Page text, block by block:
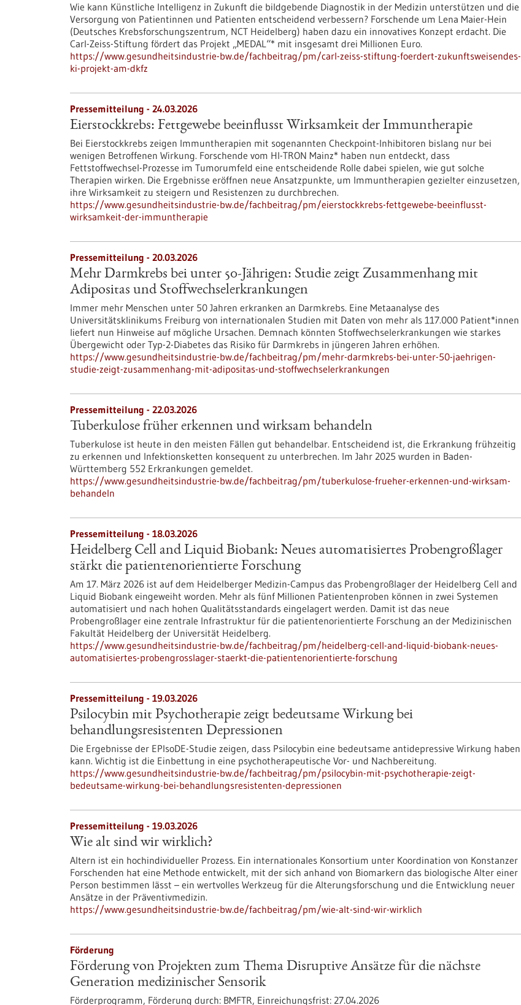
Wie kann Künstliche Intelligenz in Zukunft die bildgebende Diagnostik in der Medizin unterstützen und die
Versorgung von Patientinnen und Patienten entscheidend verbessern? Forschende um Lena Maier-Hein
(Deutsches Krebsforschungszentrum, NCT Heidelberg) haben dazu ein innovatives Konzept erdacht. Die
Carl-Zeiss-Stiftung fördert das Projekt „MEDAL“* mit insgesamt drei Millionen Euro.
https://www.gesundheitsindustrie-bw.de/fachbeitrag/pm/carl-zeiss-stiftung-foerdert-zukunftsweisendes-
ki-projekt-am-dkfz
Pressemitteilung - 24.03.2026
Eierstockkrebs: Fettgewebe beeinflusst Wirksamkeit der Immuntherapie
Bei Eierstockkrebs zeigen Immuntherapien mit sogenannten Checkpoint-Inhibitoren bislang nur bei
wenigen Betroffenen Wirkung. Forschende vom HI-TRON Mainz* haben nun entdeckt, dass
Fettstoffwechsel-Prozesse im Tumorumfeld eine entscheidende Rolle dabei spielen, wie gut solche
Therapien wirken. Die Ergebnisse eröffnen neue Ansatzpunkte, um Immuntherapien gezielter einzusetzen,
ihre Wirksamkeit zu steigern und Resistenzen zu durchbrechen.
https://www.gesundheitsindustrie-bw.de/fachbeitrag/pm/eierstockkrebs-fettgewebe-beeinflusst-
wirksamkeit-der-immuntherapie
Pressemitteilung - 20.03.2026
Mehr Darmkrebs bei unter 50-Jährigen: Studie zeigt Zusammenhang mit
Adipositas und Stoffwechselerkrankungen
Immer mehr Menschen unter 50 Jahren erkranken an Darmkrebs. Eine Metaanalyse des
Universitätsklinikums Freiburg von internationalen Studien mit Daten von mehr als 117.000 Patient*innen
liefert nun Hinweise auf mögliche Ursachen. Demnach könnten Stoffwechselerkrankungen wie starkes
Übergewicht oder Typ-2-Diabetes das Risiko für Darmkrebs in jüngeren Jahren erhöhen.
https://www.gesundheitsindustrie-bw.de/fachbeitrag/pm/mehr-darmkrebs-bei-unter-50-jaehrigen-
studie-zeigt-zusammenhang-mit-adipositas-und-stoffwechselerkrankungen
Pressemitteilung - 22.03.2026
Tuberkulose früher erkennen und wirksam behandeln
Tuberkulose ist heute in den meisten Fällen gut behandelbar. Entscheidend ist, die Erkrankung frühzeitig
zu erkennen und Infektionsketten konsequent zu unterbrechen. Im Jahr 2025 wurden in Baden-
Württemberg 552 Erkrankungen gemeldet.
https://www.gesundheitsindustrie-bw.de/fachbeitrag/pm/tuberkulose-frueher-erkennen-und-wirksam-
behandeln
Pressemitteilung - 18.03.2026
Heidelberg Cell and Liquid Biobank: Neues automatisiertes Probengroßlager
stärkt die patientenorientierte Forschung
Am 17. März 2026 ist auf dem Heidelberger Medizin-Campus das Probengroßlager der Heidelberg Cell and
Liquid Biobank eingeweiht worden. Mehr als fünf Millionen Patientenproben können in zwei Systemen
automatisiert und nach hohen Qualitätsstandards eingelagert werden. Damit ist das neue
Probengroßlager eine zentrale Infrastruktur für die patientenorientierte Forschung an der Medizinischen
Fakultät Heidelberg der Universität Heidelberg.
https://www.gesundheitsindustrie-bw.de/fachbeitrag/pm/heidelberg-cell-and-liquid-biobank-neues-
automatisiertes-probengrosslager-staerkt-die-patientenorientierte-forschung
Pressemitteilung - 19.03.2026
Psilocybin mit Psychotherapie zeigt bedeutsame Wirkung bei
behandlungsresistenten Depressionen
Die Ergebnisse der EPIsoDE-Studie zeigen, dass Psilocybin eine bedeutsame antidepressive Wirkung haben
kann. Wichtig ist die Einbettung in eine psychotherapeutische Vor- und Nachbereitung.
https://www.gesundheitsindustrie-bw.de/fachbeitrag/pm/psilocybin-mit-psychotherapie-zeigt-
bedeutsame-wirkung-bei-behandlungsresistenten-depressionen
Pressemitteilung - 19.03.2026
Wie alt sind wir wirklich?
Altern ist ein hochindividueller Prozess. Ein internationales Konsortium unter Koordination von Konstanzer
Forschenden hat eine Methode entwickelt, mit der sich anhand von Biomarkern das biologische Alter einer
Person bestimmen lässt – ein wertvolles Werkzeug für die Alterungsforschung und die Entwicklung neuer
Ansätze in der Präventivmedizin.
https://www.gesundheitsindustrie-bw.de/fachbeitrag/pm/wie-alt-sind-wir-wirklich
Förderung
Förderung von Projekten zum Thema Disruptive Ansätze für die nächste
Generation medizinischer Sensorik
Förderprogramm, Förderung durch: BMFTR, Einreichungsfrist: 27.04.2026